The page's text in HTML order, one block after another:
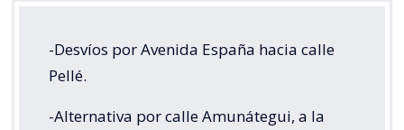
-Desvíos por Avenida España hacia calle
Pellé.
-Alternativa por calle Amunátegui, a la